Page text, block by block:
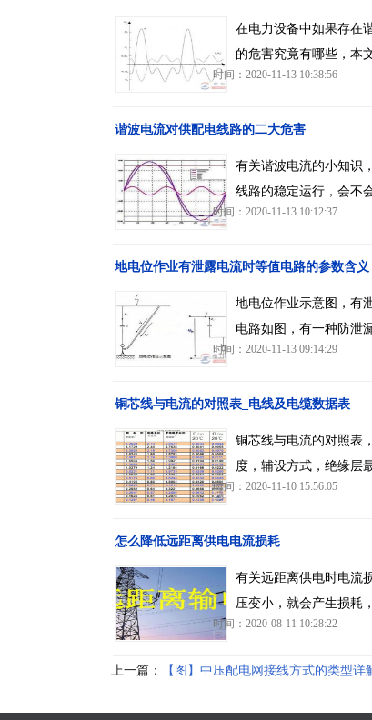
在电力设备中如果存在
的危害究竟有哪些，本
时间：2020-11-13 10:38:56
谐波电流对供配电线路的二大危害
有关谐波电流的小知识
线路的稳定运行，会不
时间：2020-11-13 10:12:37
地电位作业有泄露电流时等值电路的参数含义
地电位作业示意图，有
电路如图，有一种防泄
时间：2020-11-13 09:14:29
铜芯线与电流的对照表_电线及电缆数据表
铜芯线与电流的对照表
度，辅设方式，绝缘层
时间：2020-11-10 15:56:05
怎么降低远距离供电电流损耗
有关远距离供电时电流
压变小，就会产生损耗
时间：2020-08-11 10:28:22
上一篇： 【图】中压配电网接线方式的类型详